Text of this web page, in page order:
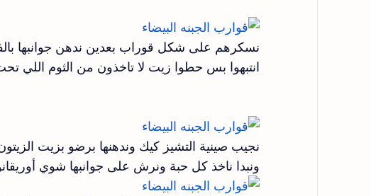
نسكرهم على شكل قوراب بعدين ندهن جوانبها
انتبهوا بس حطوا زيت لا تاخذون من الثوم اللي
نجيب صينية التشيز كيك وندهنها برضو بزيت
ونبدا ناخذ كل حبة ونرش على جوانبها شوي